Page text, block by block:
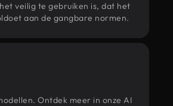
veilig te gebruiken is, dat het
aan de gangbare normen.
Ontdek meer in onze AI